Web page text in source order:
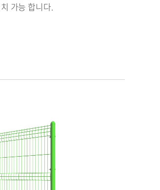
가능 합니다.